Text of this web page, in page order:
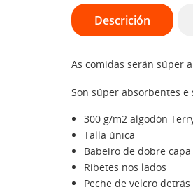
Descrición
As comidas serán súper
Son súper absorbentes e
300 g/m2 algodón
Talla única
Babeiro de dobre capa
Ribetes nos lados
Peche de velcro